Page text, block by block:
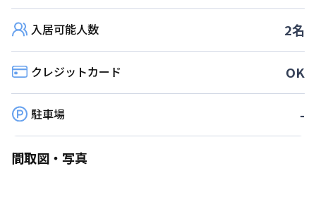
入居可能人数 2名
クレジットカード OK
駐車場 -
間取図・写真